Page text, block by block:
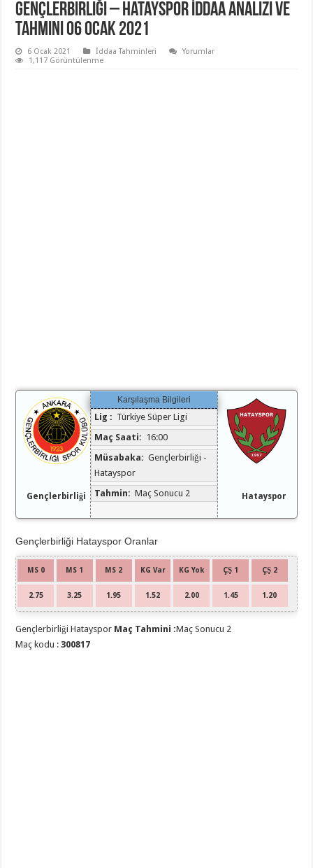
Gençlerbirliği – Hatayspor İddaa Analizi ve
Tahmini 06 Ocak 2021
6 Ocak 2021 İddaa Tahminleri
Yorumlar
1,117 Görüntülenme
Gençlerbirliği
Karşılaşma Bilgileri
Lig : Türkiye Süper Ligi
Maç Saati: 16:00
Müsabaka: Gençlerbirliği -
Hatayspor
Tahmin: Maç Sonucu 2 Hatayspor
Gençlerbirliği Hatayspor Oranlar
MS 0 MS 1 MS 2 KG Var KG Yok ÇŞ 1 ÇŞ 2
2.75 3.25 1.95 1.52 2.00 1.45 1.20
Gençlerbirliği Hatayspor Maç Tahmini :Maç Sonucu 2
Maç kodu :300817